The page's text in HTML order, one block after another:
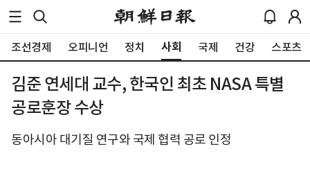
조선경제 오피니언 정치 사회 국제 건강 스포츠
김준 연세대 교수, 한국인 최초 NASA 특별
공로훈장 수상
동아시아 대기질 연구와 국제 협력 공로 인정